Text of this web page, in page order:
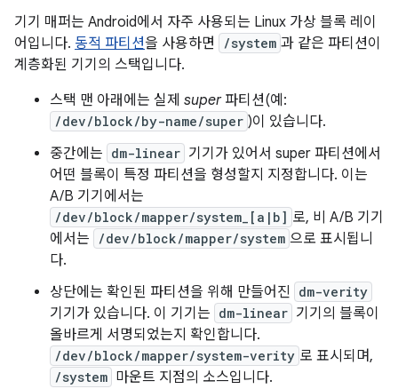
기기 매퍼는 Android에서 자주 사용되는 Linux 가상 블록 레이
어입니다. 동적 파티션을 사용하면 /system 과 같은 파티션이
계층화된 기기의 스택입니다.
스택 맨 아래에는 실제 super파티션(예:
/dev/block/by-name/super )이 있습니다.
중간에는 dm-linear 기기가 있어서 super 파티션에서
어떤 블록이 특정 파티션을 형성할지 지정합니다. 이는
A/B 기기에서는
/dev/block/mapper/system_[a|b] 로, 비 A/B 기기
에서는
/dev/block/mapper/system 으로 표시됩니
다.
상단에는 확인된 파티션을 위해 만들어진 dm-verity
기기가 있습니다. 이 기기는 dm-linear 기기의 블록이
올바르게 서명되었는지 확인합니다.
/dev/block/mapper/system-verity 로 표시되며,
/system 마운트 지점의 소스입니다.